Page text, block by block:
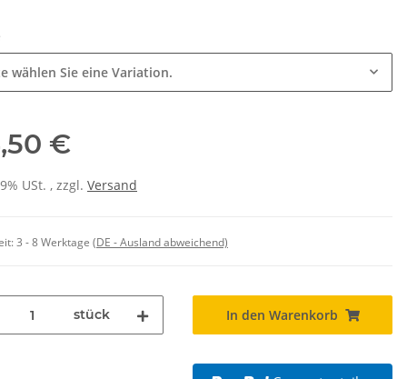
wählen Sie eine Variation.
€
USt. , zzgl. Versand
3 - 8 Werktage (DE - Ausland abweichend)
stück In den Warenkorb